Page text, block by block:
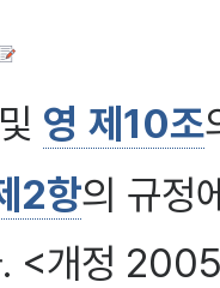
및 영 제10조
2항의 규정
<개정